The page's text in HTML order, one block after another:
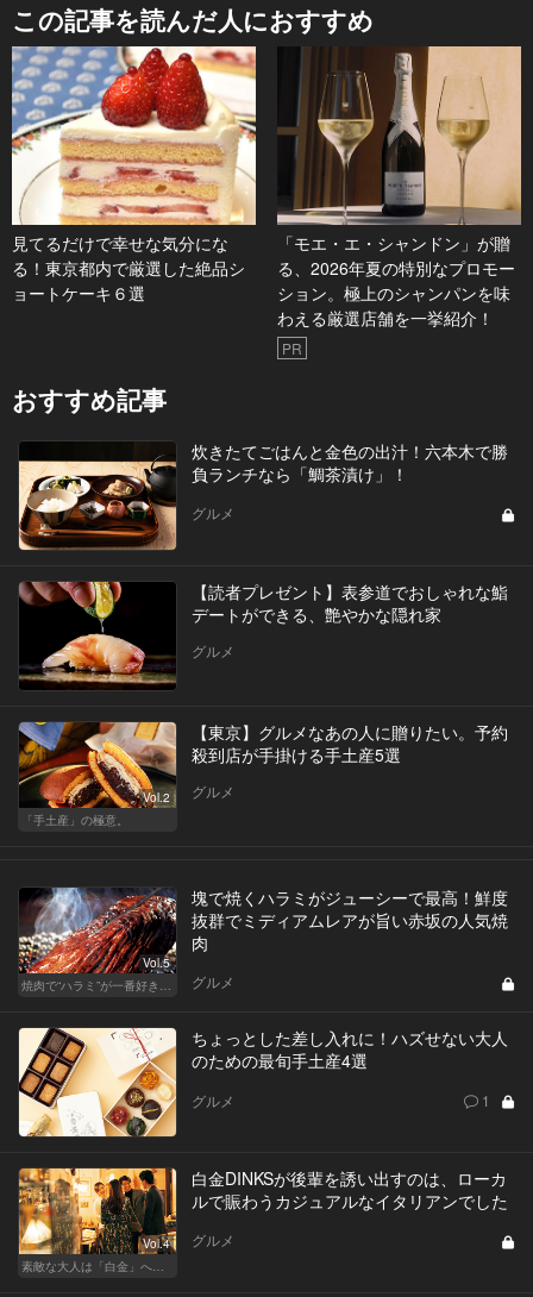
この記事を読んだ人におすすめ
見てるだけで幸せな気分にな
る！東京都内で厳選した絶品シ
ョートケーキ６選
「モエ・エ・シャンドン」が贈
る、2026年夏の特別なプロモー
ション。極上のシャンパンを味
わえる厳選店舗を一挙紹介！
PR
おすすめ記事
炊きたてごはんと金色の出汁！六本木で勝
負ランチなら「鯛茶漬け」！
グルメ
【読者プレゼント】表参道でおしゃれな鮨
デートができる、艶やかな隠れ家
グルメ
Vol.2
「手土産」の極意。
【東京】グルメなあの人に贈りたい。予約
殺到店が手掛ける手土産5選
グルメ
Vol.5
焼肉で“ハラミ”が一番好きならこの東京の名店へ
塊で焼くハラミがジューシーで最高！鮮度
抜群でミディアムレアが旨い赤坂の人気焼
肉
グルメ
ちょっとした差し入れに！ハズせない大人
のための最旬手土産4選
グルメ 1
Vol.4
素敵な大人は「白金」へ後輩を誘う
白金DINKSが後輩を誘い出すのは、ローカ
ルで賑わうカジュアルなイタリアンでした
グルメ